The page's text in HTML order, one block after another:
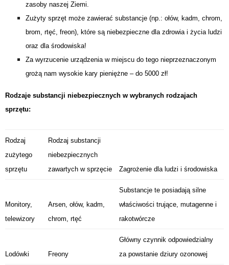
zasoby naszej Ziemi.
Zużyty sprzęt może zawierać substancje (np.: ołów, kadm, chrom,
brom, rtęć, freon), które są niebezpieczne dla zdrowia i życia ludzi
oraz dla środowiska!
Za wyrzucenie urządzenia w miejscu do tego nieprzeznaczonym
grożą nam wysokie kary pieniężne – do 5000 zł!
Rodzaje substancji niebezpiecznych w wybranych rodzajach
sprzętu:
Rodzaj
zużytego
sprzętu
Rodzaj substancji
niebezpiecznych
zawartych w sprzęcie
Zagrożenie dla ludzi i środowiska
Monitory,
telewizory
Arsen, ołów, kadm,
chrom, rtęć
Substancje te posiadają silne
właściwości trujące, mutagenne i
rakotwórcze
Lodówki Freony
Główny czynnik odpowiedzialny
za powstanie dziury ozonowej